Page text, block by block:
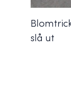
slå ut